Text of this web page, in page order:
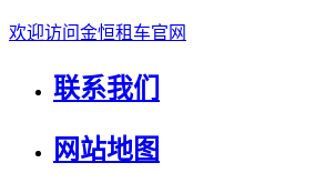
欢迎访问金恒租车官网
联系我们
网站地图